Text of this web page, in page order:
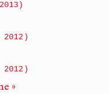
2012)
2012)
»